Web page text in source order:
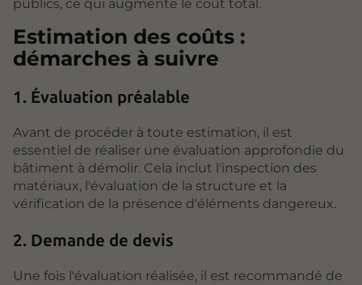
publics, ce qui augmente le coût total.
Estimation des coûts :
démarches à suivre
1. Évaluation préalable
Avant de procéder à toute estimation, il est
essentiel de réaliser une évaluation approfondie du
bâtiment à démolir. Cela inclut l'inspection des
matériaux, l'évaluation de la structure et la
vérification de la présence d'éléments dangereux.
2. Demande de devis
Une fois l'évaluation réalisée, il est recommandé de